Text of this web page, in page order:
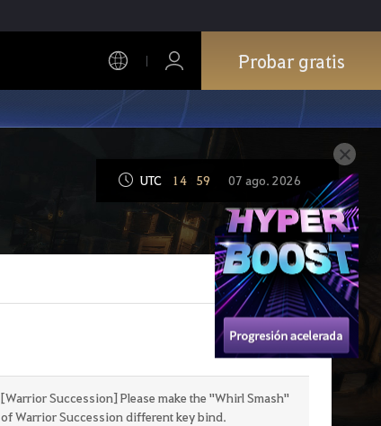
Probar gratis
UTC 14 59 07 ago. 2026
[Warrior Succession] Please make the "Whirl Smash"
of Warrior Succession different key bind.